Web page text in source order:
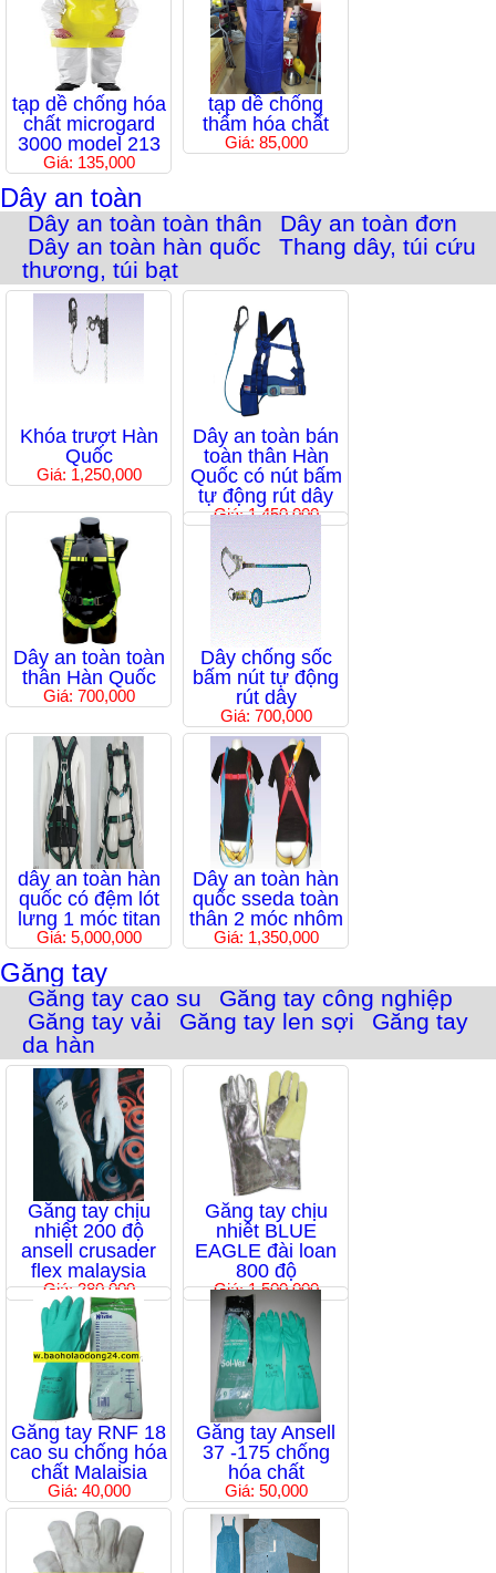
tạp dề chống hóa
chất microgard
3000 model 213
Giá: 135,000
tạp dề chống
thấm hóa chất
Giá: 85,000
Dây an toàn
Dây an toàn toàn thân
Dây an toàn đơn
Dây an toàn hàn quốc
Thang dây, túi cứu
thương, túi bạt
Khóa trượt Hàn
Quốc
Giá: 1,250,000
Dây an toàn bán
toàn thân Hàn
Quốc có nút bấm
tự động rút dây
Giá: 1,450,000
Dây an toàn toàn
thân Hàn Quốc
Giá: 700,000
Dây chống sốc
bấm nút tự động
rút dây
Giá: 700,000
dây an toàn hàn
quốc có đệm lót
lưng 1 móc titan
Giá: 5,000,000
Dây an toàn hàn
quốc sseda toàn
thân 2 móc nhôm
Giá: 1,350,000
Găng tay
Găng tay cao su
Găng tay công nghiệp
Găng tay vải
Găng tay len sợi
Găng tay
da hàn
Găng tay chịu
nhiệt 200 độ
ansell crusader
flex malaysia
Giá: 280,000
Găng tay chịu
nhiêt BLUE
EAGLE đài loan
800 độ
Giá: 1,500,000
Găng tay RNF 18
cao su chống hóa
chất Malaisia
Giá: 40,000
Găng tay Ansell
37 -175 chống
hóa chất
Giá: 50,000